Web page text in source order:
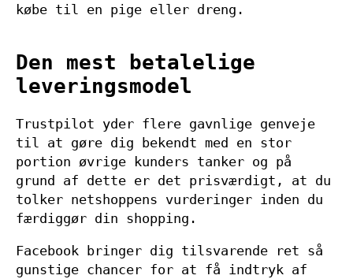
købe til en pige eller dreng.
Den mest betalelige
leveringsmodel
Trustpilot yder flere gavnlige genveje
til at gøre dig bekendt med en stor
portion øvrige kunders tanker og på
grund af dette er det prisværdigt, at du
tolker netshoppens vurderinger inden du
færdiggør din shopping.
Facebook bringer dig tilsvarende ret så
gunstige chancer for at få indtryk af